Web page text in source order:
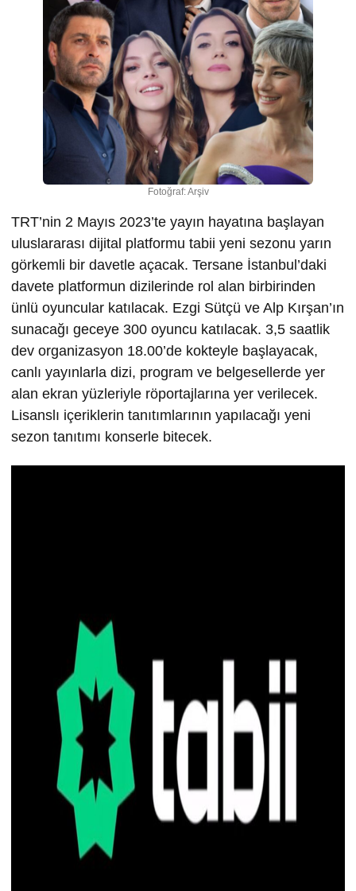
Fotoğraf: Arşiv
TRT’nin 2 Mayıs 2023’te yayın hayatına başlayan
uluslararası dijital platformu tabii yeni sezonu yarın
görkemli bir davetle açacak. Tersane İstanbul’daki
davete platformun dizilerinde rol alan birbirinden
ünlü oyuncular katılacak. Ezgi Sütçü ve Alp Kırşan’ın
sunacağı geceye 300 oyuncu katılacak. 3,5 saatlik
dev organizasyon 18.00’de kokteyle başlayacak,
canlı yayınlarla dizi, program ve belgesellerde yer
alan ekran yüzleriyle röportajlarına yer verilecek.
Lisanslı içeriklerin tanıtımlarının yapılacağı yeni
sezon tanıtımı konserle bitecek.